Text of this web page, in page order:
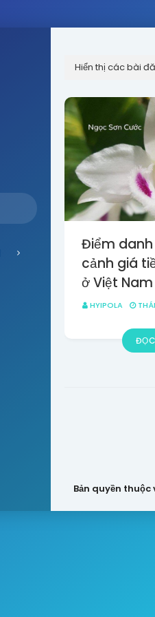
Hiển thị các bài
Điểm
cảnh giá
ở Việt Nam
HYIPOLA
Bản quyền thuộc